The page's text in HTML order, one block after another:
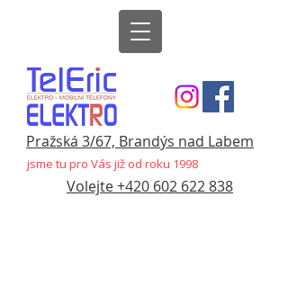
Pražská 3/67, Brandýs nad Labem
jsme tu pro Vás již od roku 1998
Volejte +420 602 622 838